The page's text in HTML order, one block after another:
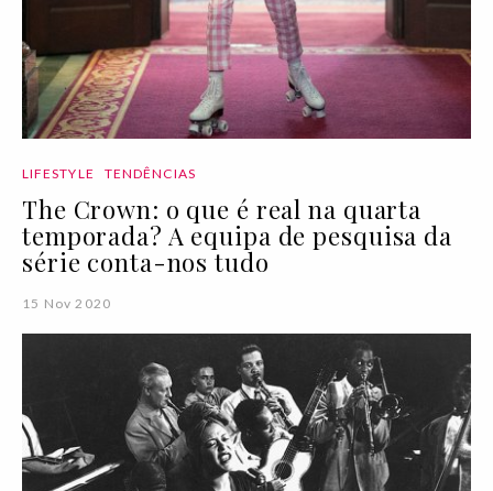
LIFESTYLE TENDÊNCIAS
The Crown: o que é real na quarta
temporada? A equipa de pesquisa da
série conta-nos tudo
15 Nov 2020